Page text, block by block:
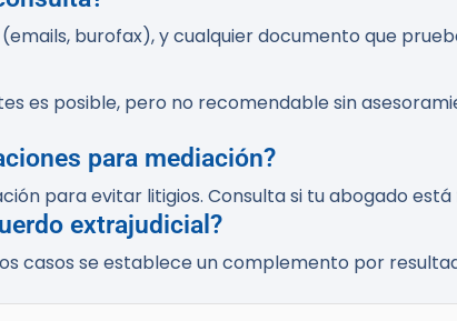
burofax), y cualquier documento que
es posible, pero no recomendable sin
para mediación?
para evitar litigios. Consulta si tu abogado
extrajudicial?
casos se establece un complemento por